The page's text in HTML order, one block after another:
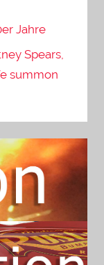
Jahre
Spears,
summon